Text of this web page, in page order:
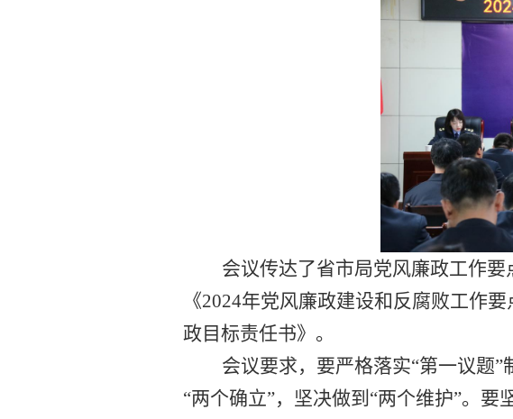
会议传达了省市局党风廉政工作要
《2024年党风廉政建设和反腐败工作要
政 目标责任书》 。
会议要求，要严格落实“第一议题”
“两个确立”，坚决做到“两个维护”。